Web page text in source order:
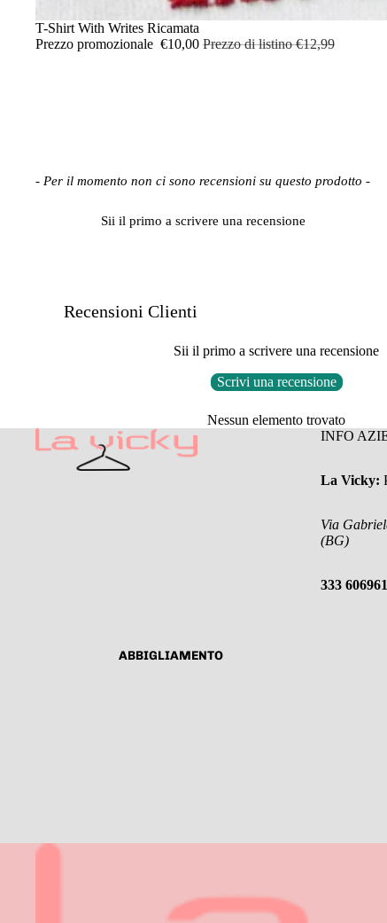
ABBIGLIAMENTO
IN OFFERTA
T-Shirt With Writes Ricamata
Prezzo promozionale €10,00 Prezzo di listino€12,99
- Per il momento non ci sono recensioni su questo prodotto -
Sii il primo a scrivere una recensione
New content loaded
Recensioni Clienti
Sii il primo a scrivere una recensione
Scrivi una recensione
Nessun elemento trovato
INFO
La Vicky:
Via
(BG)
333